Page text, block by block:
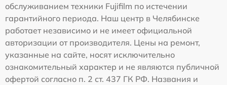
обслуживанием техники Fujifilm по истечении
гарантийного периода. Наш центр в Челябинске
работает независимо и не имеет официальной
авторизации от производителя. Цены на ремонт,
указанные на сайте, носят исключительно
ознакомительный характер и не являются публичной
офертой согласно п. 2 ст. 437 ГК РФ. Названия и